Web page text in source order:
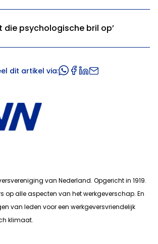
die psychologische bril op’
dit artikel via:
van Nederland. Opgericht in 1919.
op alle aspecten van het werkgeverschap. En
van leden voor een werkgeversvriendelijk
klimaat.